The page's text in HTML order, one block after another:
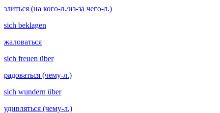
злиться (на кого-л./из-за чего-л.)
sich beklagen
жаловаться
sich freuen über
радоваться (чему-л.)
sich wundern über
удивляться (чему-л.)